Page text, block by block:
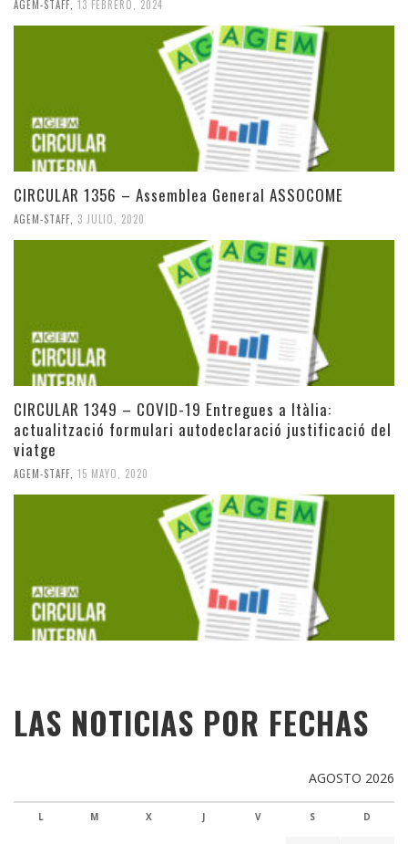
AGEM-STAFF 13 FEBRERO, 2024
CIRCULAR 1356 – Assemblea General ASSOCOME
AGEM-STAFF 3 JULIO, 2020
CIRCULAR 1349 – COVID-19 Entregues a Itàlia:
actualització formulari autodeclaració justificació del
viatge
AGEM-STAFF 15 MAYO, 2020
LAS NOTICIAS POR FECHAS
AGOSTO 2026
L M X J V S D